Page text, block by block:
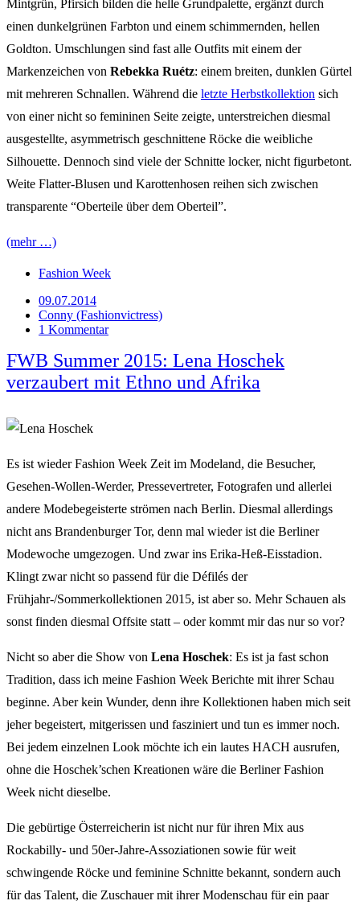
Mintgrün, Pfirsich bilden die helle Grundpalette, ergänzt durch
einen dunkelgrünen Farbton und einem schimmernden, hellen
Goldton. Umschlungen sind fast alle Outfits mit einem der
Markenzeichen von Rebekka Ruétz: einem breiten, dunklen Gürtel
mit mehreren Schnallen. Während die letzte Herbstkollektion sich
von einer nicht so femininen Seite zeigte, unterstreichen diesmal
ausgestellte, asymmetrisch geschnittene Röcke die weibliche
Silhouette. Dennoch sind viele der Schnitte locker, nicht figurbetont.
Weite Flatter-Blusen und Karottenhosen reihen sich zwischen
transparente “Oberteile über dem Oberteil”.
(mehr …)
Fashion Week
09.07.2014
Conny (Fashionvictress)
1 Kommentar
FWB Summer 2015: Lena Hoschek
verzaubert mit Ethno und Afrika
Es ist wieder Fashion Week Zeit im Modeland, die Besucher,
Gesehen-Wollen-Werder, Pressevertreter, Fotografen und allerlei
andere Modebegeisterte strömen nach Berlin. Diesmal allerdings
nicht ans Brandenburger Tor, denn mal wieder ist die Berliner
Modewoche umgezogen. Und zwar ins Erika-Heß-Eisstadion.
Klingt zwar nicht so passend für die Défilés der
Frühjahr-/Sommerkollektionen 2015, ist aber so. Mehr Schauen als
sonst finden diesmal Offsite statt – oder kommt mir das nur so vor?
Nicht so aber die Show von Lena Hoschek: Es ist ja fast schon
Tradition, dass ich meine Fashion Week Berichte mit ihrer Schau
beginne. Aber kein Wunder, denn ihre Kollektionen haben mich seit
jeher begeistert, mitgerissen und fasziniert und tun es immer noch.
Bei jedem einzelnen Look möchte ich ein lautes HACH ausrufen,
ohne die Hoschek’schen Kreationen wäre die Berliner Fashion
Week nicht dieselbe.
Die gebürtige Österreicherin ist nicht nur für ihren Mix aus
Rockabilly- und 50er-Jahre-Assoziationen sowie für weit
schwingende Röcke und feminine Schnitte bekannt, sondern auch
für das Talent, die Zuschauer mit ihrer Modenschau für ein paar